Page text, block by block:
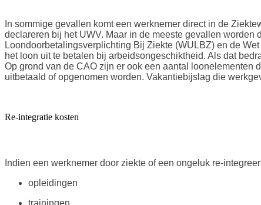
In sommige gevallen komt een werknemer direct in de
declareren bij het UWV. Maar in de meeste gevallen
Loondoorbetalingsverplichting Bij Ziekte (WULBZ) en de
het loon uit te betalen bij arbeidsongeschiktheid. Als dat
Op grond van de CAO zijn er ook een aantal
uitbetaald of opgenomen worden. Vakantiebijslag die
Re-integratie kosten
Indien een werknemer door ziekte of een ongeluk re-
opleidingen
trainingen